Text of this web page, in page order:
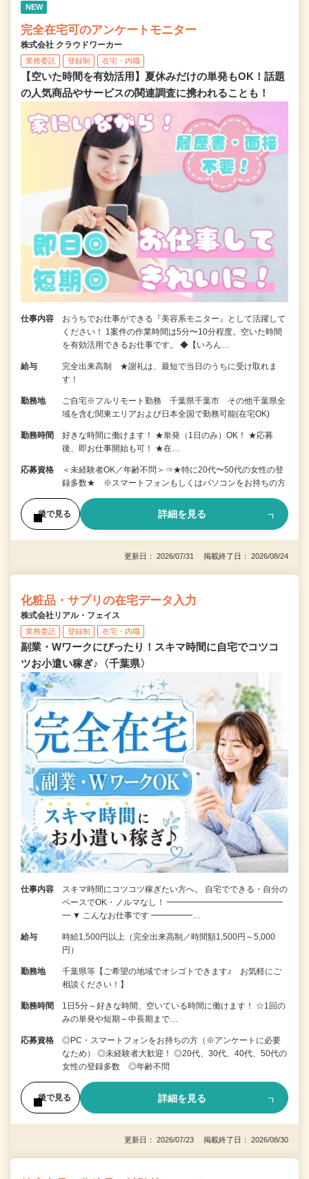
NEW
完全在宅可のアンケートモニター
株式会社 クラウドワーカー
業務委託 登録制 在宅・内職
【空いた時間を有効活用】夏休みだけの単発もOK！話題
の人気商品やサービスの関連調査に携われることも！
仕事内容
おうちでお仕事ができる『美容系モニター』として活躍して
ください！ 1案件の作業時間は5分〜10分程度。空いた時間
を有効活用できるお仕事です。 ◆【いろん…
給与
完全出来高制 ★謝礼は、最短で当日のうちに受け取れま
す！
勤務地
ご自宅※フルリモート勤務 千葉県千葉市 その他千葉県全
域を含む関東エリアおよび日本全国で勤務可能(在宅OK)
勤務時間
好きな時間に働けます！ ★単発（1日のみ）OK！ ★応募
後、即お仕事開始も可！ ★在…
応募資格
＜未経験者OK／年齢不問＞⇒★特に20代〜50代の女性の登
録多数★ ※スマートフォンもしくはパソコンをお持ちの方
後で見る 詳細を見る
更新日： 2026/07/31 掲載終了日： 2026/08/24
化粧品・サプリの在宅データ入力
株式会社リアル・フェイス
業務委託 登録制 在宅・内職
副業・Wワークにぴったり！スキマ時間に自宅でコツコ
ツお小遣い稼ぎ♪〈千葉県〉
仕事内容
スキマ時間にコツコツ稼ぎたい方へ。 自宅でできる・自分の
ペースでOK・ノルマなし！ ━━━━━━━━━━━━━━
━ ▼ こんなお仕事です ━━━━━…
給与
時給1,500円以上（完全出来高制／時間額1,500円～5,000
円）
勤務地
千葉県等【ご希望の地域でオシゴトできます♪ お気軽にご
相談ください！】
勤務時間
1日5分～好きな時間、空いている時間に働けます！ ☆1回の
みの単発や短期～中長期まで…
応募資格
◎PC・スマートフォンをお持ちの方（※アンケートに必要
なため） ◎未経験者大歓迎！ ◎20代、30代、40代、50代の
女性の登録多数 ◎年齢不問
後で見る 詳細を見る
更新日： 2026/07/23 掲載終了日： 2026/08/30